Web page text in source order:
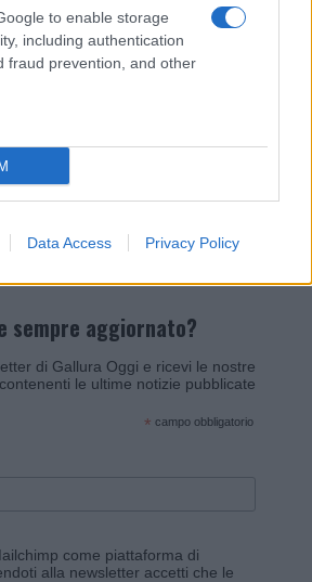
to enable storage
including authentication
fraud prevention, and other
Data Access Privacy Policy
Stampa
sempre aggiornato?
di Gallura Oggi e ricevi le nostre
le ultime notizie pubblicate
* campo obbligatorio
come piattaforma di
alla newsletter accetti che le